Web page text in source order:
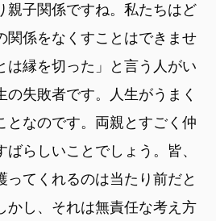
親子関係ですね。私たちはど
関係をなくすことはできませ
は縁を切った」と言う人がい
の失敗者です。人生がうまく
となのです。両親とすごく仲
らしいことでしょう。皆、
ってくれるのは当たり前だと
かし、それは無責任な考え方